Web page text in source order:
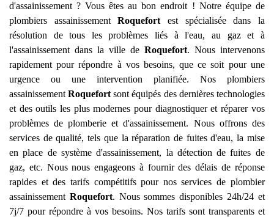
d'assainissement ? Vous êtes au bon endroit ! Notre équipe de
plombiers assainissementRoquefort est spécialisée dans la
résolution de tous les problèmes liés à l'eau, au gaz et à
l'assainissement dans la ville de Roquefort. Nous intervenons
rapidement pour répondre à vos besoins, que ce soit pour une
urgence ou une intervention planifiée. Nos plombiers
assainissementRoquefort sont équipés des dernières technologies
et des outils les plus modernes pour diagnostiquer et réparer vos
problèmes de plomberie et d'assainissement. Nous offrons des
services de qualité, tels que la réparation de fuites d'eau, la mise
en place de système d'assainissement, la détection de fuites de
gaz, etc. Nous nous engageons à fournir des délais de réponse
rapides et des tarifs compétitifs pour nos services de plombier
assainissement Roquefort. Nous sommes disponibles 24h/24 et
7j/7 pour répondre à vos besoins. Nos tarifs sont transparents et